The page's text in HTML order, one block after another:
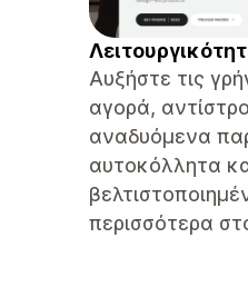
Αυξήστε τις
αγορά,
αναδυόμενα
αυτοκόλλητα
περισσότερα